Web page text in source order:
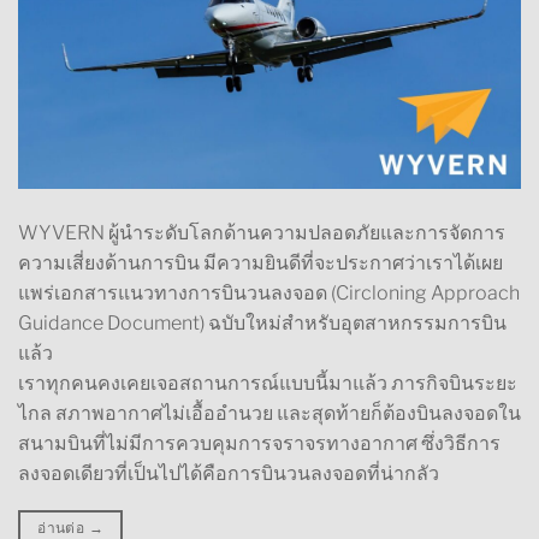
WYVERN ผู้นำระดับโลกด้านความปลอดภัยและการจัดการ
ความเสี่ยงด้านการบิน มีความยินดีที่จะประกาศว่าเราได้เผย
แพร่เอกสารแนวทางการบินวนลงจอด (Circloning Approach
Guidance Document) ฉบับใหม่สำหรับอุตสาหกรรมการบิน
แล้ว
เราทุกคนคงเคยเจอสถานการณ์แบบนี้มาแล้ว ภารกิจบินระยะ
ไกล สภาพอากาศไม่เอื้ออำนวย และสุดท้ายก็ต้องบินลงจอดใน
สนามบินที่ไม่มีการควบคุมการจราจรทางอากาศ ซึ่งวิธีการ
ลงจอดเดียวที่เป็นไปได้คือการบินวนลงจอดที่น่ากลัว
อ่านต่อ →